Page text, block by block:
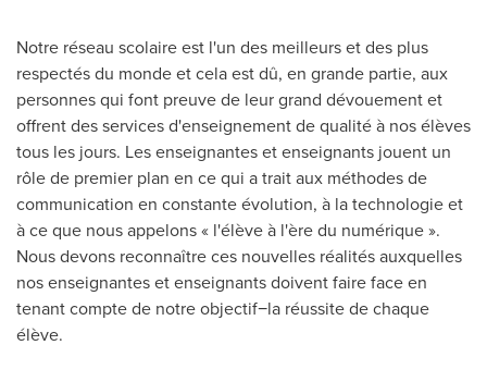
Notre réseau scolaire est l'un des meilleurs et des plus
respectés du monde et cela est dû, en grande partie, aux
personnes qui font preuve de leur grand dévouement et
offrent des services d'enseignement de qualité à nos élèves
tous les jours. Les enseignantes et enseignants jouent un
rôle de premier plan en ce qui a trait aux méthodes de
communication en constante évolution, à la technologie et
à ce que nous appelons « l'élève à l'ère du numérique ».
Nous devons reconnaître ces nouvelles réalités auxquelles
nos enseignantes et enseignants doivent faire face en
tenant compte de notre objectif−la réussite de chaque
élève.